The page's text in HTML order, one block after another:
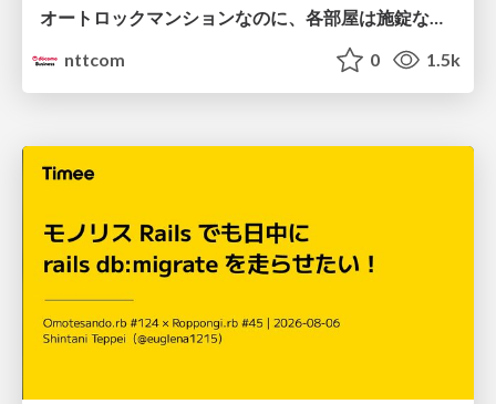
オートロックマンションなのに、各部屋は施錠なし！？ 攻撃者が組織内ネットワークで大暴れする理由 / The Front Door Is Locked, but the Rooms Are Wide Open: Why Attackers Move Freely Inside Enterprise Networks
nttcom
0 1.5k